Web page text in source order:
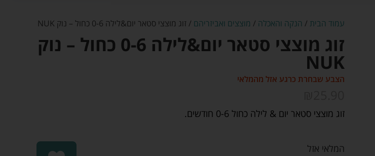
עמוד הבית / הנקה והאכלה / מוצצים ואביזריהם / זוג מוצצי סטאר יום&לילה 0-6 כחול – נוק NUK
זוג מוצצי סטאר יום&לילה 0-6 כחול – נוק
NUK
הצבע שבחרת כרגע אזל מהמלאי
זוג מוצצי סטאר יום & לילה כחול 0-6 חודשים.
המלאי אזל